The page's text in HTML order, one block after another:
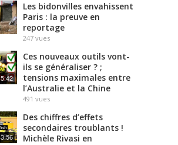
Les bidonvilles envahissent
Paris : la preuve en
reportage
247 vues
5:42
Ces nouveaux outils vont-
ils se généraliser ? ;
tensions maximales entre
l’Australie et la Chine
491 vues
3:56
Des chiffres d’effets
secondaires troublants !
Michèle Rivasi en